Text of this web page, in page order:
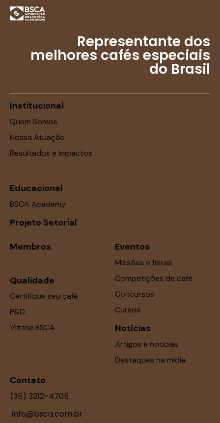
Representante dos
melhores cafés especiais
do Brasil
Institucional
Quem Somos
Nossa Atuação
Resultados e Impactos
Educacional
BSCA Academy
Projeto Setorial
Membros
Qualidade
Certifique seu café
P&D
Vitrine BSCA
Eventos
Missões e feiras
Competições de café
Concursos
Cursos
Notícias
Artigos e notícias
Destaques na mídia
Contato
(35) 3212-4705
info@bsca.com.br